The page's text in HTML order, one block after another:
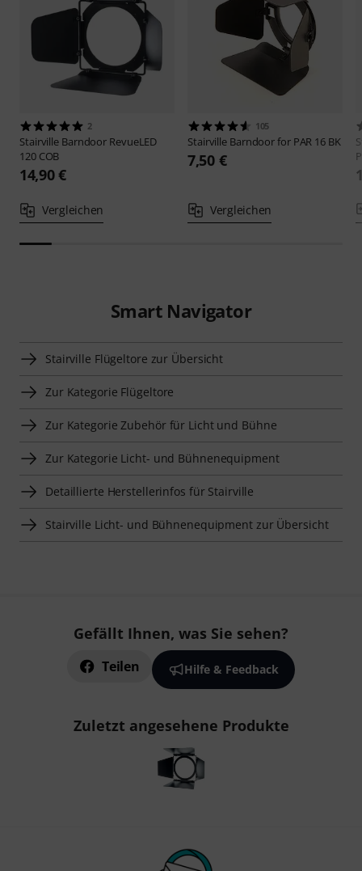
2
Stairville Barndoor RevueLED
120 COB
14,90 €
Vergleichen
105
Stairville Barndoor for PAR 16 BK
7,50 €
Vergleichen
Smart Navigator
Stairville Flügeltore zur Übersicht
Zur Kategorie Flügeltore
Zur Kategorie Zubehör für Licht und Bühne
Zur Kategorie Licht- und Bühnenequipment
Detaillierte Herstellerinfos für Stairville
Stairville Licht- und Bühnenequipment zur Übersicht
Gefällt Ihnen, was Sie sehen?
Teilen Hilfe & Feedback
Zuletzt angesehene Produkte